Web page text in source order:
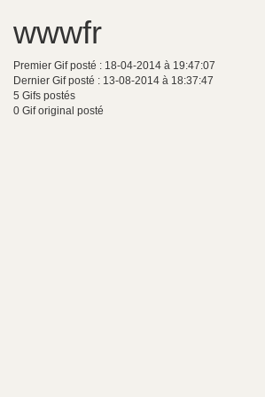
wwwfr
Premier Gif posté : 18-04-2014 à 19:47:07
Dernier Gif posté : 13-08-2014 à 18:37:47
5 Gifs postés
0 Gif original posté